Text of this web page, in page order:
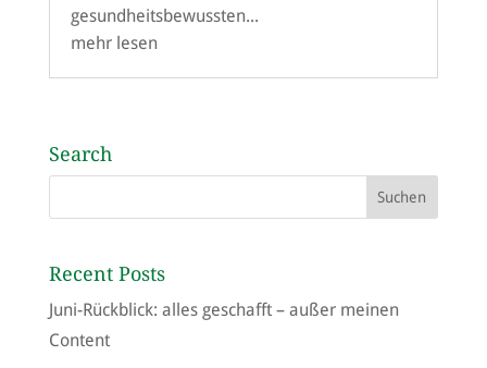
gesundheitsbewussten...
mehr lesen
Search
Recent Posts
Juni-Rückblick: alles geschafft – außer meinen
Content